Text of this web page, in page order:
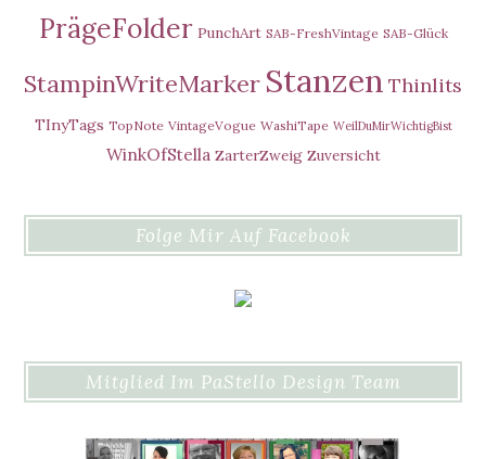
PrägeFolder PunchArt SAB-FreshVintage SAB-Glück
StampinWriteMarker Stanzen Thinlits
TInyTags TopNote VintageVogue WashiTape WeilDuMirWichtigBist
WinkOfStella ZarterZweig Zuversicht
Folge Mir Auf Facebook
Mitglied Im PaStello Design Team